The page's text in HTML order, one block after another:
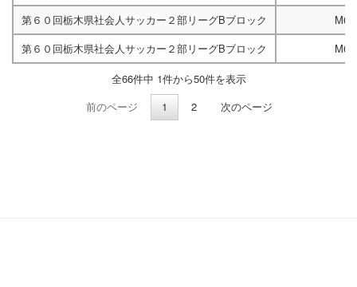
第６０回栃木県社会人サッカー２部リーグBブロック
第６０回栃木県社会人サッカー２部リーグBブロック
全66件中 1件から50件を表示
前のページ
1 2 次のページ